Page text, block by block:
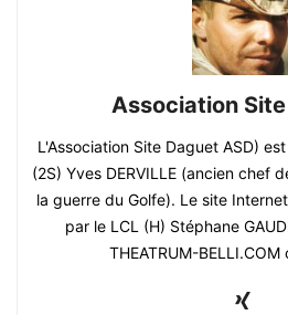
Association Site
L'Association Site Daguet ASD)
(2S) Yves DERVILLE (ancien chef
la guerre du Golfe). Le site
par le LCL (H) Stéphane
THEATRUM-